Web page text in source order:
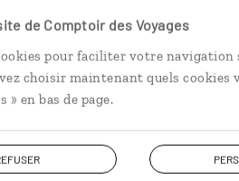
de Comptoir des Voyages
pour faciliter votre
choisir maintenant quels
» en bas de page.